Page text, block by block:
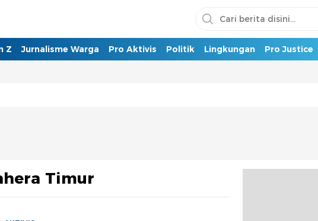
Z Jurnalisme Warga Pro Aktivis Politik Lingkungan Pro Justice
Timur